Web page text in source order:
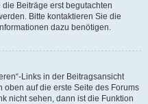
Beiträge erst begutachten
Bitte kontaktieren Sie die
dazu benötigen.
Links in der Beitragsansicht
oben auf die erste Seite des Forums
nicht sehen, dann ist die Funktion